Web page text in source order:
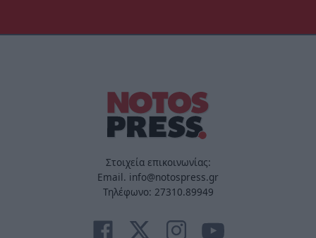
Στοιχεία επικοινωνίας:
Email. info@notospress.gr
Τηλέφωνο: 27310.89949